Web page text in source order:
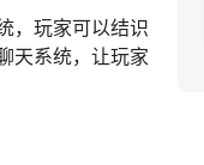
，玩家可以结识
天系统，让玩家